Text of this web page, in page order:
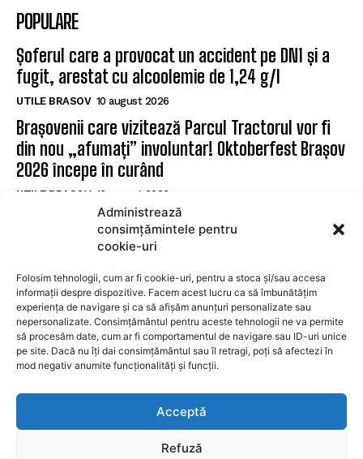
Administrează
consimțămintele pentru
cookie-uri
Folosim tehnologii, cum ar fi cookie-uri, pentru a stoca și/sau accesa
informații despre dispozitive. Facem acest lucru ca să îmbunătățim
experiența de navigare și ca să afișăm anunțuri personalizate sau
nepersonalizate. Consimțământul pentru aceste tehnologii ne va permite
să procesăm date, cum ar fi comportamentul de navigare sau ID-uri unice
pe site. Dacă nu îți dai consimțământul sau îl retragi, poți să afectezi în
mod negativ anumite funcționalități și funcții.
Acceptă
Refuză
POPULARE
Șoferul care a provocat un accident pe DN1 și a
fugit, arestat cu alcoolemie de 1,24 g/l
UTILE BRASOV 10 august 2026
Brașovenii care vizitează Parcul Tractorul vor fi
din nou „afumați” involuntar! Oktoberfest Brașov
2026 începe în curând
UTILE BRASOV 10 august 2026
Coliziune rutieră la Brașov, în apropiere de
„Ceasu’ Rău”. O victimă este prinsă între fiare
SUBSCRIBE
I WANT IN
Privacy Policy